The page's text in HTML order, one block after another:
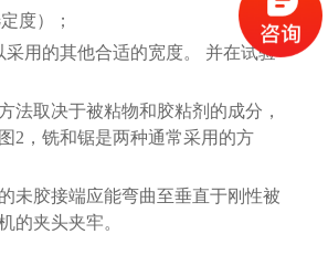
度）；
采用的其他合适的宽度。 并在试验
法取决于被粘物和胶粘剂的成分，
2，铣和锯是两种通常采用的方
未胶接端应能弯曲至垂直于刚性被
的夹头夹牢。